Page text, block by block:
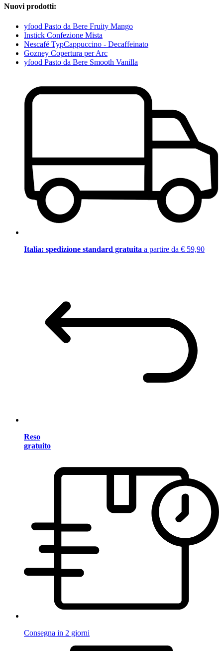
Nuovi prodotti:
yfood Pasto da Bere Fruity Mango
Instick Confezione Mista
Nescafé TypCappuccino - Decaffeinato
Gozney Copertura per Arc
yfood Pasto da Bere Smooth Vanilla
Italia: spedizione standard gratuita a partire da € 59,90
Reso
gratuito
Consegna in 2 giorni